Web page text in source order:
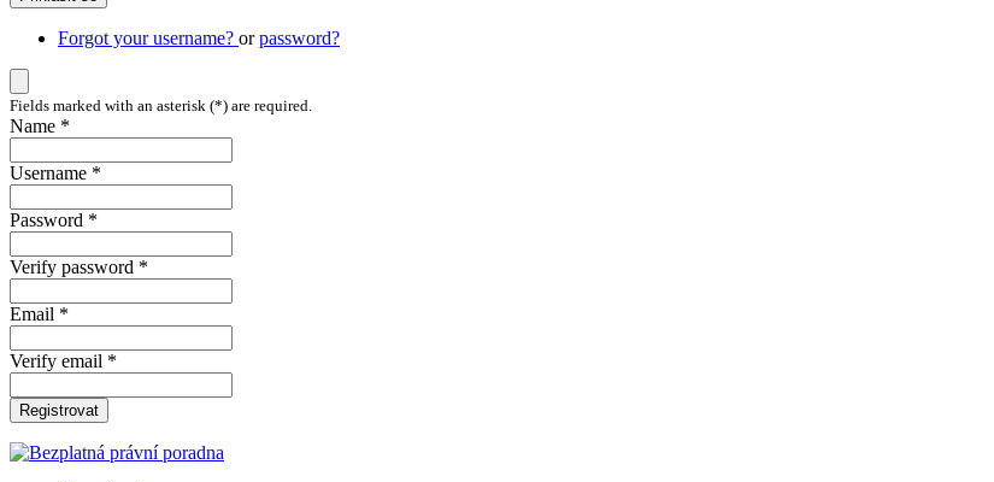
Forgot your username? orpassword?
Fields marked with an asterisk (*) are required.
Name *
Username *
Password *
Verify password *
Email *
Verify email *
Registrovat